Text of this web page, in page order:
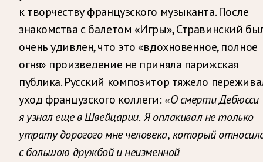
к творчеству французского музыканта. После
знакомства с балетом «Игры», Стравинский
очень удивлен, что это «вдохновенное, полное
огня» произведение не приняла парижская
публика. Русский композитор тяжело
уход французского коллеги: «О смерти Дебюсси
я узнал еще в Швейцарии. Я оплакивал не только
утрату дорогого мне человека, который
с большою дружбой и неизменной